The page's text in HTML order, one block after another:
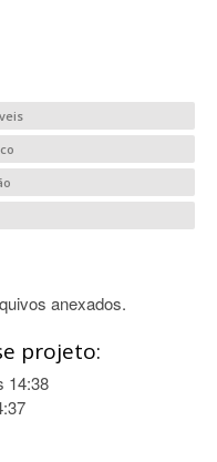
anexados.
projeto:
14:38